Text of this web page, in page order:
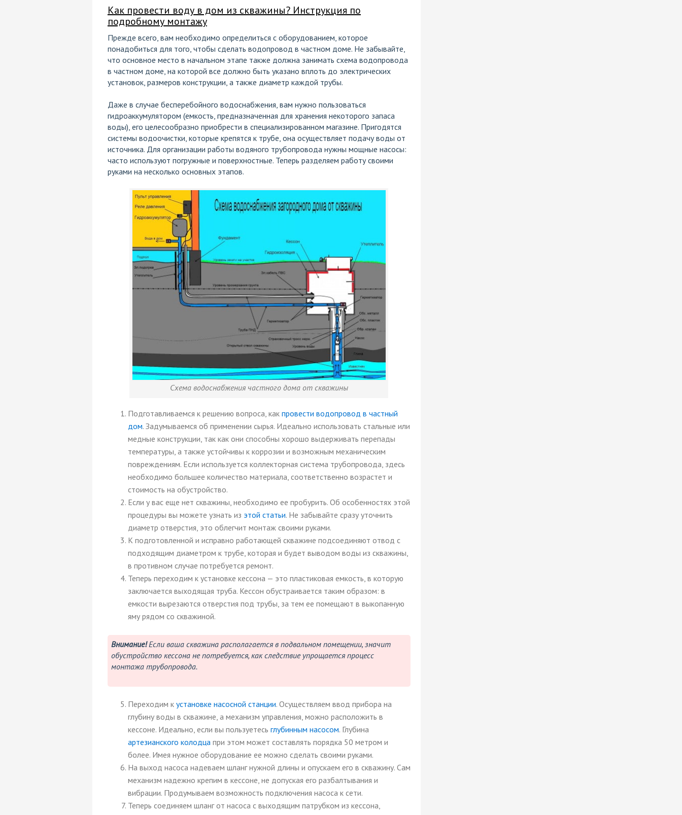
Как провести воду в дом из скважины? Инструкция по
подробному монтажу
Прежде всего, вам необходимо определиться с оборудованием, которое
понадобиться для того, чтобы сделать водопровод в частном доме. Не забывайте,
что основное место в начальном этапе также должна занимать схема водопровода
в частном доме, на которой все должно быть указано вплоть до электрических
установок, размеров конструкции, а также диаметр каждой трубы.
Даже в случае бесперебойного водоснабжения, вам нужно пользоваться
гидроаккумулятором (емкость, предназначенная для хранения некоторого запаса
воды), его целесообразно приобрести в специализированном магазине. Пригодятся
системы водоочистки, которые крепятся к трубе, она осуществляет подачу воды от
источника. Для организации работы водяного трубопровода нужны мощные насосы:
часто используют погружные и поверхностные. Теперь разделяем работу своими
руками на несколько основных этапов.
Схема водоснабжения частного дома от скважины
Подготавливаемся к решению вопроса, как провести водопровод в частный
дом. Задумываемся об применении сырья. Идеально использовать стальные или
медные конструкции, так как они способны хорошо выдерживать перепады
температуры, а также устойчивы к коррозии и возможным механическим
повреждениям. Если используется коллекторная система трубопровода, здесь
необходимо большее количество материала, соответственно возрастет и
стоимость на обустройство.
Если у вас еще нет скважины, необходимо ее пробурить. Об особенностях этой
процедуры вы можете узнать из этой статьи. Не забывайте сразу уточнить
диаметр отверстия, это облегчит монтаж своими руками.
К подготовленной и исправно работающей скважине подсоединяют отвод с
подходящим диаметром к трубе, которая и будет выводом воды из скважины,
в противном случае потребуется ремонт.
Теперь переходим к установке кессона — это пластиковая емкость, в которую
заключается выходящая труба. Кессон обустраивается таким образом: в
емкости вырезаются отверстия под трубы, за тем ее помещают в выкопанную
яму рядом со скважиной.
Внимание!Если ваша скважина располагается в подвальном помещении, значит
обустройство кессона не потребуется, как следствие упрощается процесс
монтажа трубопровода.
Переходим к установке насосной станции. Осуществляем ввод прибора на
глубину воды в скважине, а механизм управления, можно расположить в
кессоне. Идеально, если вы пользуетесь глубинным насосом. Глубина
артезианского колодцапри этом может составлять порядка 50 метром и
более. Имея нужное оборудование ее можно сделать своими руками.
На выход насоса надеваем шланг нужной длины и опускаем его в скважину. Сам
механизм надежно крепим в кессоне, не допуская его разбалтывания и
вибрации. Продумываем возможность подключения насоса к сети.
Теперь соединяем шланг от насоса с выходящим патрубком из кессона,